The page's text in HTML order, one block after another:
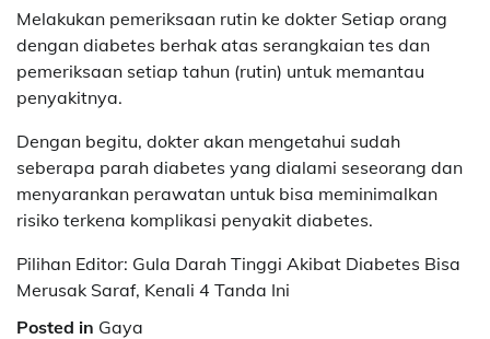
Melakukan pemeriksaan rutin ke dokter Setiap orang
dengan diabetes berhak atas serangkaian tes dan
pemeriksaan setiap tahun (rutin) untuk memantau
penyakitnya.
Dengan begitu, dokter akan mengetahui sudah
seberapa parah diabetes yang dialami seseorang dan
menyarankan perawatan untuk bisa meminimalkan
risiko terkena komplikasi penyakit diabetes.
Pilihan Editor: Gula Darah Tinggi Akibat Diabetes Bisa
Merusak Saraf, Kenali 4 Tanda Ini
Posted in Gaya